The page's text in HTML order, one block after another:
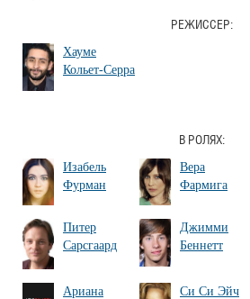
РЕЖИССЕР:
Хауме
Кольет-Серра
В РОЛЯХ:
Изабель
Фурман
Вера
Фармига
Питер
Сарсгаард
Джимми
Беннетт
Ариана
Си Си Эйч